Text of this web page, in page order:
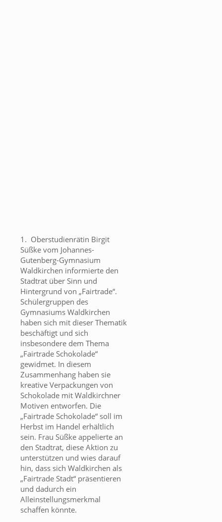
1. Oberstudienrätin Birgit
Süßke vom Johannes-
Gutenberg-Gymnasium
Waldkirchen informierte den
Stadtrat über Sinn und
Hintergrund von „Fairtrade“.
Schülergruppen des
Gymnasiums Waldkirchen
haben sich mit dieser Thematik
beschäftigt und sich
insbesondere dem Thema
„Fairtrade Schokolade“
gewidmet. In diesem
Zusammenhang haben sie
kreative Verpackungen von
Schokolade mit Waldkirchner
Motiven entworfen. Die
„Fairtrade Schokolade“ soll im
Herbst im Handel erhältlich
sein. Frau Süßke appelierte an
den Stadtrat, diese Aktion zu
unterstützen und wies darauf
hin, dass sich Waldkirchen als
„Fairtrade Stadt“ präsentieren
und dadurch ein
Alleinstellungsmerkmal
schaffen könnte.